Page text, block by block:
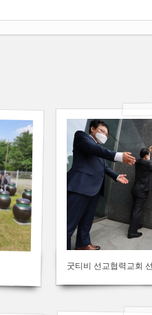
굿티비 선교협력교회
269
2020/10/25
by 김용백
Views 611